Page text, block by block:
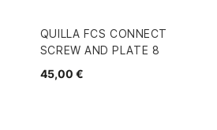
QUILLA FCS CONNECT
SCREW AND PLATE 8
45,00 €